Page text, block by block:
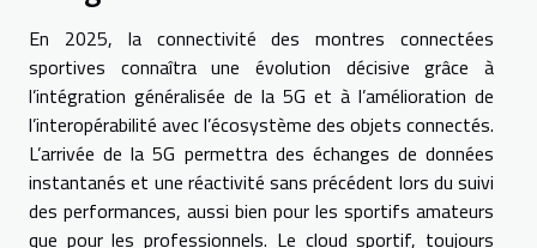
En 2025, la connectivité des montres connectées
sportives connaîtra une évolution décisive grâce à
l’intégration généralisée de la 5G et à l’amélioration de
l’interopérabilité avec l’écosystème des objets connectés.
L’arrivée de la 5G permettra des échanges de données
instantanés et une réactivité sans précédent lors du suivi
des performances, aussi bien pour les sportifs amateurs
que pour les professionnels. Le cloud sportif, toujours